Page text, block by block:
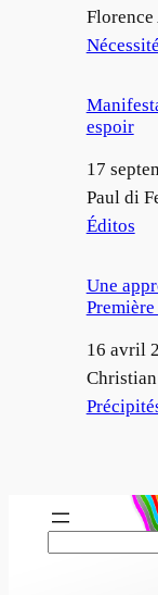
Auteur
Par
espoir
Date
17
Auteur
Paul di
Par
Éditos
Une
Date
16 avril
Auteur
Par